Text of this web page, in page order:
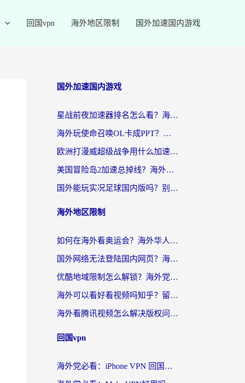
回国vpn 海外地区限制 国外加速国内游戏
国外加速国内游戏
星战前夜加速器排名怎么看？海外玩家国服游戏畅玩终极指南（附欧洲玩跑跑我的起源解决方案）
海外玩使命召唤OL卡成PPT？苹果用户必看：使命召唤OL国外加速器下载苹果版指南
欧洲打漫威超级战争用什么加速器？3个海外游戏卡顿问题一次解决（附实测推荐）
美国冒险岛2加速总掉线？海外玩家必看的国服游戏加速器选择指南
国外能玩实况足球国内版吗？别再卡成PPT！海外党国服游戏加速全攻略
海外地区限制
如何在海外看奥运会？海外华人必看的体育赛事直播终极指南
国外网络无法登陆国内网页？海外党必看：选对回国加速器实现无缝访问
优酷地域限制怎么解锁？海外党亲测有效的追剧自由指南
海外可以看好看视频吗知乎？留学生亲测有效的回国追剧解决方案
海外看腾讯视频怎么解决版权问题呢？3步让你轻松解锁国内影视自由
回国vpn
海外党必看：iPhone VPN 回国怎么选？一篇搞定无缝访问国内资源